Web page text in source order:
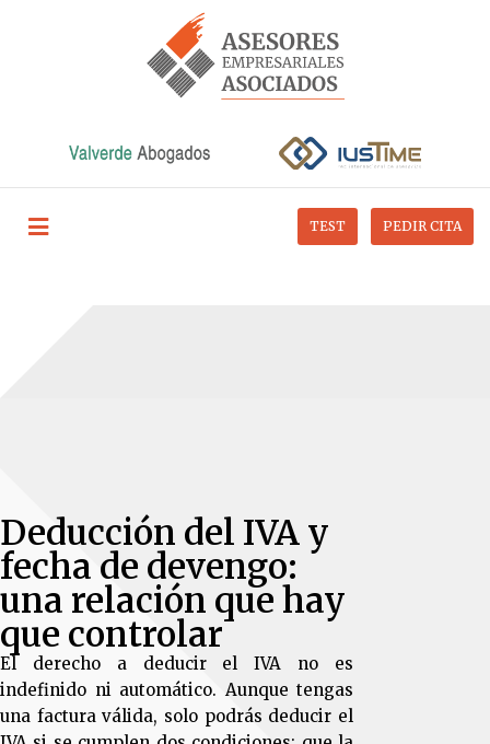
TEST PEDIR CITA
Deducción del IVA y
fecha de devengo:
una relación que hay
que controlar
El derecho a deducir el IVA no es
indefinido ni automático. Aunque tengas
una factura válida, solo podrás deducir el